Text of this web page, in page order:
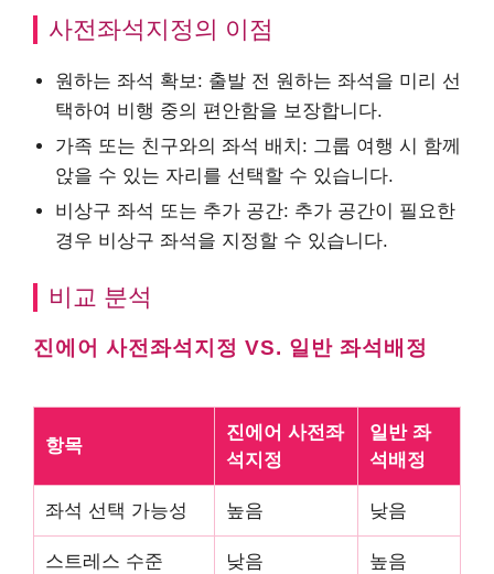
사전좌석지정의 이점
원하는 좌석 확보: 출발 전 원하는 좌석을 미리 선
택하여 비행 중의 편안함을 보장합니다.
가족 또는 친구와의 좌석 배치: 그룹 여행 시 함께
앉을 수 있는 자리를 선택할 수 있습니다.
비상구 좌석 또는 추가 공간: 추가 공간이 필요한
경우 비상구 좌석을 지정할 수 있습니다.
비교 분석
진에어 사전좌석지정 VS. 일반 좌석배정
항목
진에어 사전좌
석지정
일반 좌
석배정
좌석 선택 가능성 높음 낮음
스트레스 수준 낮음 높음